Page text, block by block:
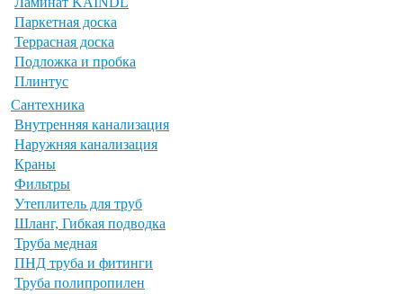
Паркетная доска
Террасная доска
Подложка и пробка
Плинтус
Сантехника
Внутренняя канализация
Наружняя канализация
Краны
Фильтры
Утеплитель для труб
Шланг, Гибкая подводка
Труба медная
ПНД труба и фитинги
Труба полипропилен